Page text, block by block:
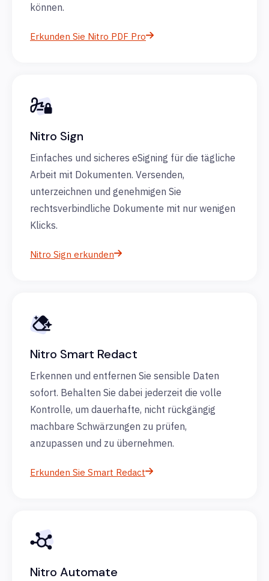
können.
Erkunden Sie Nitro PDF Pro
Nitro Sign
Einfaches und sicheres eSigning für die tägliche
Arbeit mit Dokumenten. Versenden,
unterzeichnen und genehmigen Sie
rechtsverbindliche Dokumente mit nur wenigen
Klicks.
Nitro Sign erkunden
Nitro Smart Redact
Erkennen und entfernen Sie sensible Daten
sofort. Behalten Sie dabei jederzeit die volle
Kontrolle, um dauerhafte, nicht rückgängig
machbare Schwärzungen zu prüfen,
anzupassen und zu übernehmen.
Erkunden Sie Smart Redact
Nitro Automate